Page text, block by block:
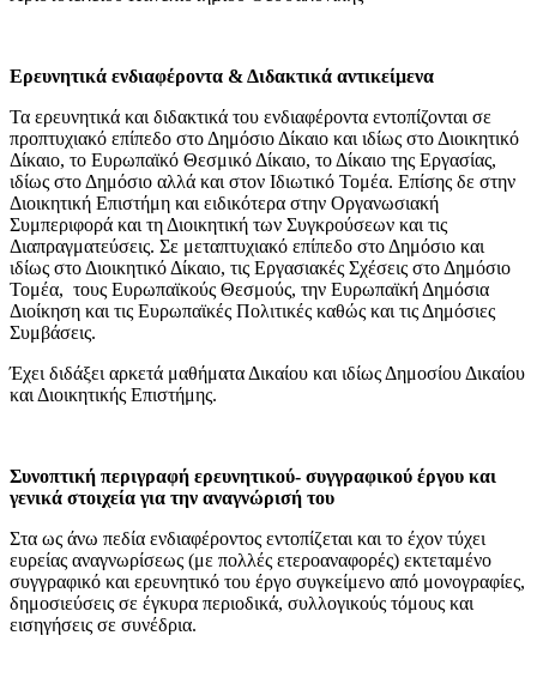
Ερευνητικά ενδιαφέροντα & Διδακτικά αντικείμενα
Τα ερευνητικά και διδακτικά του ενδιαφέροντα εντοπίζονται σε
προπτυχιακό επίπεδο στο Δημόσιο Δίκαιο και ιδίως στο Διοικητικό
Δίκαιο, το Ευρωπαϊκό Θεσμικό Δίκαιο, το Δίκαιο της Εργασίας,
ιδίως στο Δημόσιο αλλά και στον Ιδιωτικό Τομέα. Επίσης δε στην
Διοικητική Επιστήμη και ειδικότερα στην Οργανωσιακή
Συμπεριφορά και τη Διοικητική των Συγκρούσεων και τις
Διαπραγματεύσεις. Σε μεταπτυχιακό επίπεδο στο Δημόσιο και
ιδίως στο Διοικητικό Δίκαιο, τις Εργασιακές Σχέσεις στο Δημόσιο
Τομέα, τους Ευρωπαϊκούς Θεσμούς, την Ευρωπαϊκή Δημόσια
Διοίκηση και τις Ευρωπαϊκές Πολιτικές καθώς και τις Δημόσιες
Συμβάσεις.
Έχει διδάξει αρκετά μαθήματα Δικαίου και ιδίως Δημοσίου Δικαίου
και Διοικητικής Επιστήμης.
Συνοπτική περιγραφή ερευνητικού- συγγραφικού έργου και
γενικά στοιχεία για την αναγνώρισή του
Στα ως άνω πεδία ενδιαφέροντος εντοπίζεται και το έχον τύχει
ευρείας αναγνωρίσεως (με πολλές ετεροαναφορές) εκτεταμένο
συγγραφικό και ερευνητικό του έργο συγκείμενο από μονογραφίες,
δημοσιεύσεις σε έγκυρα περιοδικά, συλλογικούς τόμους και
εισηγήσεις σε συνέδρια.